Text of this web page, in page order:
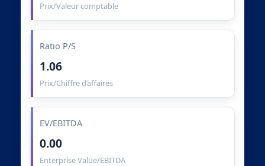
Prix/Valeur comptable
Ratio P/S
1.06
Prix/Chiffre d’affaires
EV/EBITDA
0.00
Enterprise Value/EBITDA